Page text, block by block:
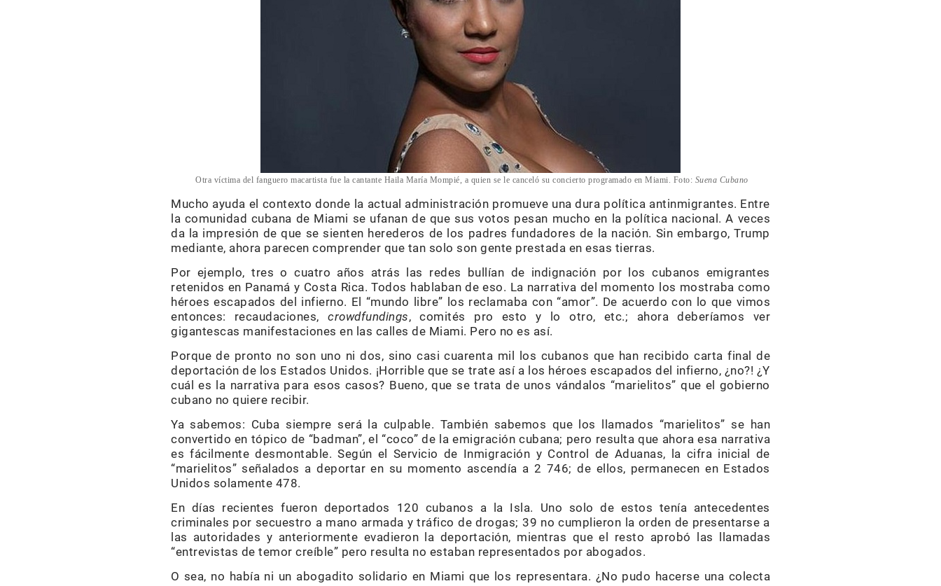
Otra víctima del fanguero macartista fue la cantante Haila María Mompié, a quien se le canceló su concierto programado en Miami. Foto: Suena Cubano
Mucho ayuda el contexto donde la actual administración promueve una dura política antinmigrantes. Entre
la comunidad cubana de Miami se ufanan de que sus votos pesan mucho en la política nacional. A veces
da la impresión de que se sienten herederos de los padres fundadores de la nación. Sin embargo, Trump
mediante, ahora parecen comprender que tan solo son gente prestada en esas tierras.
Por ejemplo, tres o cuatro años atrás las redes bullían de indignación por los cubanos emigrantes
retenidos en Panamá y Costa Rica. Todos hablaban de eso. La narrativa del momento los mostraba como
héroes escapados del infierno. El “mundo libre” los reclamaba con “amor”. De acuerdo con lo que vimos
entonces: recaudaciones, crowdfundings, comités pro esto y lo otro, etc.; ahora deberíamos ver
gigantescas manifestaciones en las calles de Miami. Pero no es así.
Porque de pronto no son uno ni dos, sino casi cuarenta mil los cubanos que han recibido carta final de
deportación de los Estados Unidos. ¡Horrible que se trate así a los héroes escapados del infierno, ¿no?! ¿Y
cuál es la narrativa para esos casos? Bueno, que se trata de unos vándalos “marielitos” que el gobierno
cubano no quiere recibir.
Ya sabemos: Cuba siempre será la culpable. También sabemos que los llamados “marielitos” se han
convertido en tópico de “badman”, el “coco” de la emigración cubana; pero resulta que ahora esa narrativa
es fácilmente desmontable. Según el Servicio de Inmigración y Control de Aduanas, la cifra inicial de
“marielitos” señalados a deportar en su momento ascendía a 2 746; de ellos, permanecen en Estados
Unidos solamente 478.
En días recientes fueron deportados 120 cubanos a la Isla. Uno solo de estos tenía antecedentes
criminales por secuestro a mano armada y tráfico de drogas; 39 no cumplieron la orden de presentarse a
las autoridades y anteriormente evadieron la deportación, mientras que el resto aprobó las llamadas
“entrevistas de temor creíble” pero resulta no estaban representados por abogados.
O sea, no había ni un abogadito solidario en Miami que los representara. ¿No pudo hacerse una colecta